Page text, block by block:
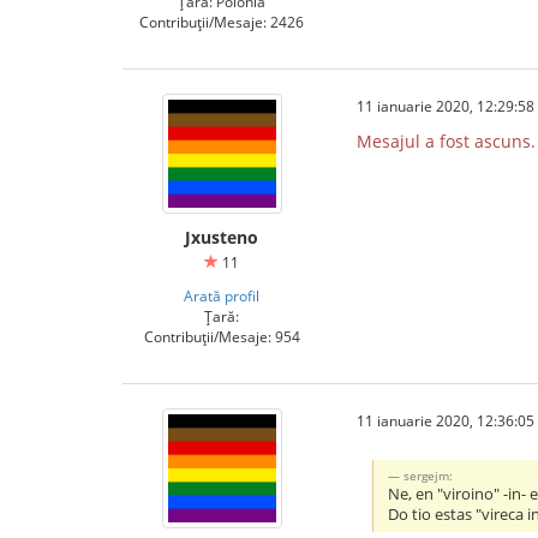
Contribuții/Mesaje: 2426
Jxusteno
11
Arată profil
Țară:
Contribuții/Mesaje: 954
11 ianuarie 2020, 12:29:58
Mesajul a fost ascuns.
11 ianuarie 2020, 12:36:05
sergejm:
Ne, en "viroino" -in-
Do tio estas "vireca